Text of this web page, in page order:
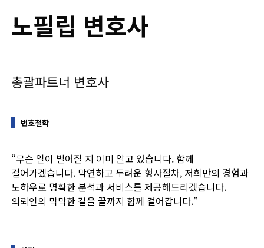
노필립 변호사
총괄파트너 변호사
변호철학
“무슨 일이 벌어질 지 이미 알고 있습니다. 함께
걸어가겠습니다. 막연하고 두려운 형사절차, 저희만의 경험과
노하우로 명확한 분석과 서비스를 제공해드리겠습니다.
의뢰인의 막막한 길을 끝까지 함께 걸어갑니다.”